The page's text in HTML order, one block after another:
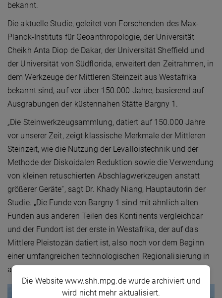
bekannt.
Die aktuelle Studie, geleitet von Forschenden des Max-
Planck-Instituts für Geoanthropologie, der Universität
Cheikh Anta Diop de Dakar, der Universität Sheffield und
der Universität von Südflorida, erweitert den Zeitrahmen, in
dem Werkzeuge der Mittleren Steinzeit aus Westafrika
bekannt sind, auf vor über 150.000 Jahre, basierend auf
Ausgrabungen der küstennahen Stätte Bargny 1.
„Die Steinwerkzeugsammlung, datiert auf 150.000 Jahre
vor unserer Zeit, zeigt klassische Merkmale der Mittleren
Steinzeit, wie die Nutzung der Levalloistechnik und der
Methode der Diskoidalen Reduktion sowie die Verwendung
von kleinen retuschierten Abschlagwerkzeugen anstatt
größerer Geräte“, sagt Dr. Khady Niang, Hauptautorin der
Studie. „Die Funde von Bargny 1 sind mit ähnlich alten
Funden aus anderen Teilen des Kontinents vergleichbar
und der Fundort ist der erste in Westafrika, der auf das
Mittlere Pleistozän datiert ist, also noch vor dem Beginn
einer umfangreichen technologischen Regionalisierung in
anderen Teilen Afrikas.“
Die Website www.shh.mpg.de wurde archiviert und
wird nicht mehr aktualisiert.